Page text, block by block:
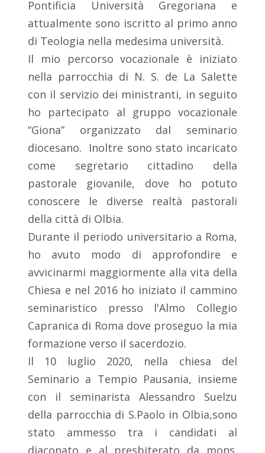
Pontificia Università Gregoriana e
attualmente sono iscritto al primo anno
di Teologia nella medesima università.
Il mio percorso vocazionale è iniziato
nella parrocchia di N. S. de La Salette
con il servizio dei ministranti, in seguito
ho partecipato al gruppo vocazionale
“Giona” organizzato dal seminario
diocesano. Inoltre sono stato incaricato
come segretario cittadino della
pastorale giovanile, dove ho potuto
conoscere le diverse realtà pastorali
della città di Olbia.
Durante il periodo universitario a Roma,
ho avuto modo di approfondire e
avvicinarmi maggiormente alla vita della
Chiesa e nel 2016 ho iniziato il cammino
seminaristico presso l'Almo Collegio
Capranica di Roma dove proseguo la mia
formazione verso il sacerdozio.
Il 10 luglio 2020, nella chiesa del
Seminario a Tempio Pausania, insieme
con il seminarista Alessandro Suelzu
della parrocchia di S.Paolo in Olbia,sono
stato ammesso tra i candidati al